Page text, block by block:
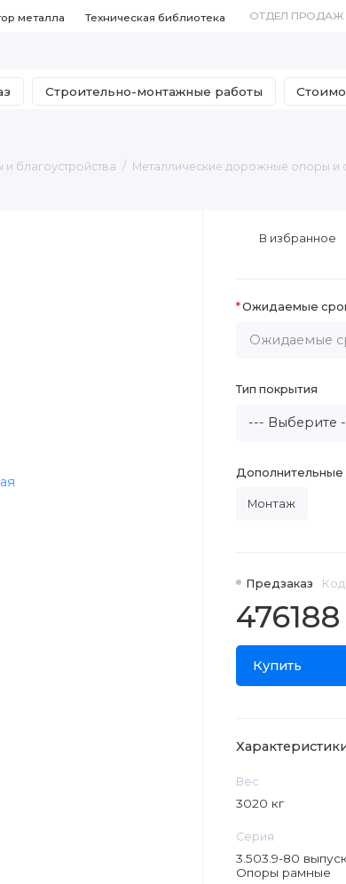
металла Техническая библиотека ОТДЕЛ ПРОДАЖ
Строительно-монтажные работы
благоустройства Металлические дорожные опоры и
Предзаказ
Купить
В избранное
Ожидаемые
Тип покрытия
Дополнительные
Монтаж
Вес
3020 кг
Серия
3.503.9-80
Опоры рамные